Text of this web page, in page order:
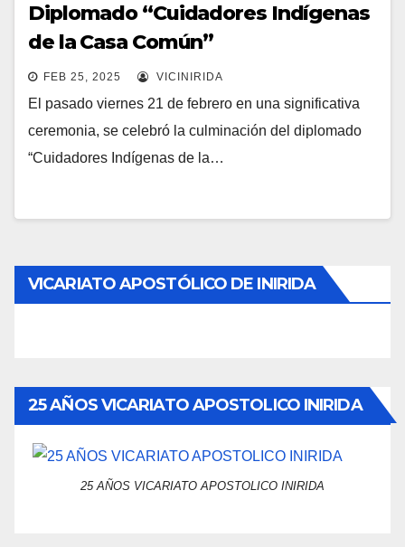
Diplomado “Cuidadores Indígenas
de la Casa Común”
FEB 25, 2025 VICINIRIDA
El pasado viernes 21 de febrero en una significativa
ceremonia, se celebró la culminación del diplomado
“Cuidadores Indígenas de la…
VICARIATO APOSTÓLICO DE INIRIDA
25 AÑOS VICARIATO APOSTOLICO INIRIDA
25 AÑOS VICARIATO APOSTOLICO INIRIDA